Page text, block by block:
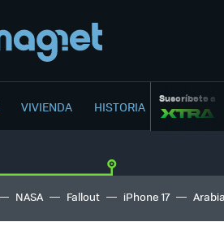
VIVIENDA HISTORIA Suscríbete a
NASA Fallout iPhone 17